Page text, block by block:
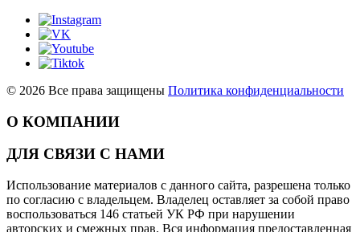
© 2026 Все права защищены Политика конфиденциальности
О КОМПАНИИ
ДЛЯ СВЯЗИ С НАМИ
Использование материалов с данного сайта, разрешена только
по согласию с владельцем. Владелец оставляет за собой право
воспользоваться 146 статьей УК РФ при нарушении
авторских и смежных прав. Вся информация предоставленная